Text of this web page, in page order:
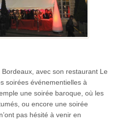
avec son restaurant Le
soirées événementielles à
une soirée baroque, où les
ou encore une soirée
pas hésité à venir en